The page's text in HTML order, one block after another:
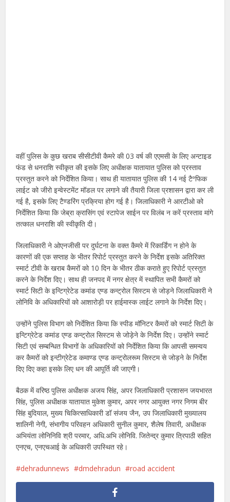
वहीं पुलिस के कुछ खराब सीसीटीवी कैमरे की 03 वर्ष की एएमसी के लिए अन्टाइड
फंड से धनराशि स्वीकृत की इसके लिए अधीक्षक यातायात पुलिस को प्रस्ताव
प्रस्तुत करने को निर्देशित किया। साथ ही यातायात पुलिस की 14 नई टैªफिक
लाईट को जीरो इन्वेस्टमेंट मॉडल पर लगाने की तैयारी जिला प्रशासन द्वारा कर ली
गई है, इसके लिए टैण्डरिंग प्रक्रिया होग गई है। जिलाधिकारी ने आरटीओ को
निर्देशित किया कि जेब्रा क्रासिंग एवं स्टापेज साईन पर विलंब न करें प्रस्ताव मांगे
तत्काल धनराशि की स्वीकृति दी।
जिलाधिकारी ने ओएनजीसी पर दुर्घटना के वक्त कैमरे में रिकार्डिंग न होने के
कारणों की एक सप्ताह के भीतर रिपोर्ट प्रस्तुत करने के निर्देश इसके अतिरिक्त
स्मार्ट टीवी के खराब कैमरों को 10 दिन के भीतर ठीक कराते हुए रिपोर्ट प्रस्तुत
करने के निर्देश दिए। साथ ही जनपद में नगर क्षेत्र में स्थापित सभी कैमरों को
स्मार्ट सिटी के इन्टिग्रेटेड कमांड एण्ड कन्ट्रोल सिस्टम से जोड़ने जिलाधिकारी ने
लोनिवि के अधिकारियों को आशारोड़ी पर हाईमास्क लाईट लगाने के निर्देश दिए।
उन्होंने पुलिस विभाग को निर्देशित किया कि स्पीड मॉनिटर कैमरों को स्मार्ट सिटी के
इन्टिग्रेटेड कमांड एण्ड कन्ट्रोल सिस्टम से जोड़ेने के निर्देश दिए। उन्होंने स्मार्ट
सिटी एवं सम्बन्धित विभागों के अधिकारियों को निर्देशित किया कि आपसी समन्वय
कर कैमरों को इन्टीग्रेटेड कमाण्ड एण्ड कन्ट्रोलरूम सिस्टम से जोड़ने के निर्देश
दिए दिए कहा इसके लिए धन की आपूर्ति की जाएगी।
बैठक में वरिष्ठ पुलिस अधीक्षक अजय सिंह, अपर जिलाधिकारी प्रशासन जयभारत
सिंह, पुलिस अधीक्षक यातायात मुकेश कुमार, अपर नगर आयुक्त नगर निगम बीर
सिंह बुदियाल, मुख्य चिकित्साधिकारी डॉ संजय जैन, उप जिलाधिकारी मुख्यालय
शालिनी नेगी, संभागीय परिवहन अधिकारी सुनील कुमार, शैलेष तिवारी, अधीक्षक
अभियंता लोनिनिवि श्री परमार, अधि.अभि लोनिवि. जितेन्द्र कुमार त्रिपाठी सहित
एनएच, एनएचआई के अधिकारी उपस्थित रहे।
dehradunnews dmdehradun road accident